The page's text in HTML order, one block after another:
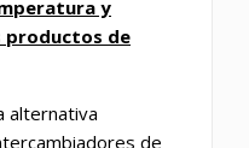
y
productos de
alternativa
de